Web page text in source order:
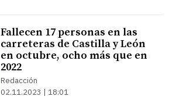
Fallecen 17 personas en las
carreteras de Castilla y León
en octubre, ocho más que en
2022
Redacción
02.11.2023 | 18:01